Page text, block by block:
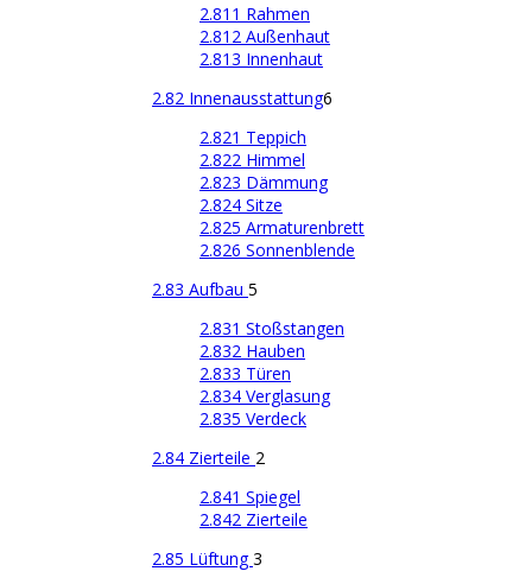
2.811 Rahmen
2.812 Außenhaut
2.813 Innenhaut
2.82 Innenausstattung6
2.821 Teppich
2.822 Himmel
2.823 Dämmung
2.824 Sitze
2.825 Armaturenbrett
2.826 Sonnenblende
2.83 Aufbau 5
2.831 Stoßstangen
2.832 Hauben
2.833 Türen
2.834 Verglasung
2.835 Verdeck
2.84 Zierteile 2
2.841 Spiegel
2.842 Zierteile
2.85 Lüftung3